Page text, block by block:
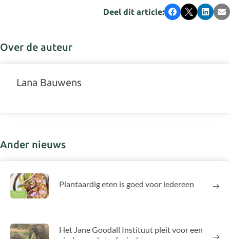
Deel dit article: Facebook
X
Over de auteur
Lana Bauwens
Ander nieuws
Plantaardig eten is goed voor iedereen
Het Jane Goodall Instituut pleit voor een